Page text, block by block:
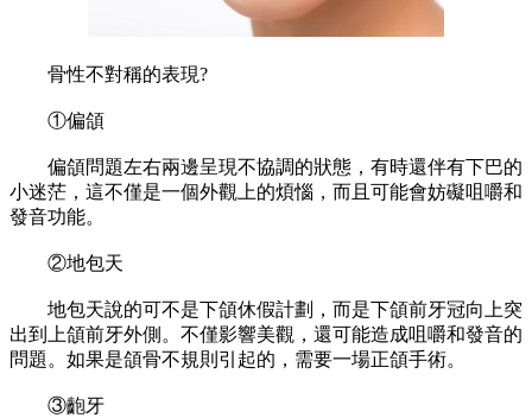
骨性不對稱的表現?
①偏頜
偏頜問題左右兩邊呈現不協調的狀態，有時還伴有下巴的
小迷茫，這不僅是一個外觀上的煩惱，而且可能會妨礙咀嚼和
發音功能。
②地包天
地包天說的可不是下頜休假計劃，而是下頜前牙冠向上突
出到上頜前牙外側。不僅影響美觀，還可能造成咀嚼和發音的
問題。如果是頜骨不規則引起的，需要一場正頜手術。
③齙牙